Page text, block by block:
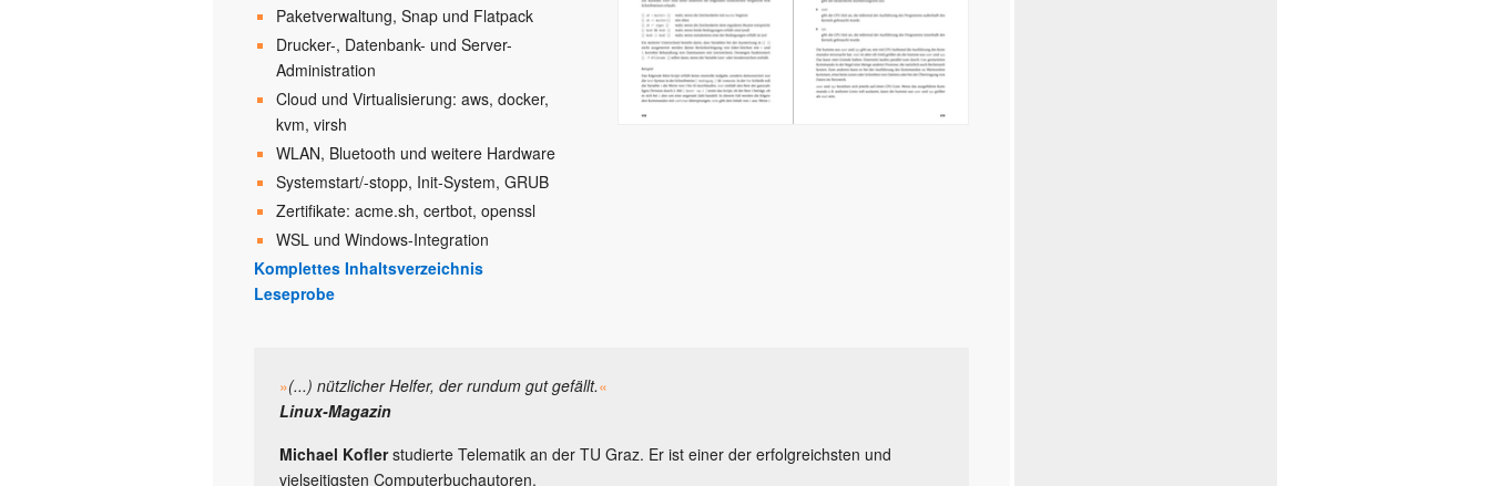
Paketverwaltung, Snap und Flatpack
Drucker-, Datenbank- und Server-
Administration
Cloud und Virtualisierung: aws, docker,
kvm, virsh
WLAN, Bluetooth und weitere Hardware
Systemstart/-stopp, Init-System, GRUB
Zertifikate: acme.sh, certbot, openssl
WSL und Windows-Integration
Komplettes Inhaltsverzeichnis
Leseprobe
»(...) nützlicher Helfer, der rundum gut gefällt.«
Linux-Magazin
Michael Koflerstudierte Telematik an der TU Graz. Er ist einer der erfolgreichsten und
vielseitigsten Computerbuchautoren.